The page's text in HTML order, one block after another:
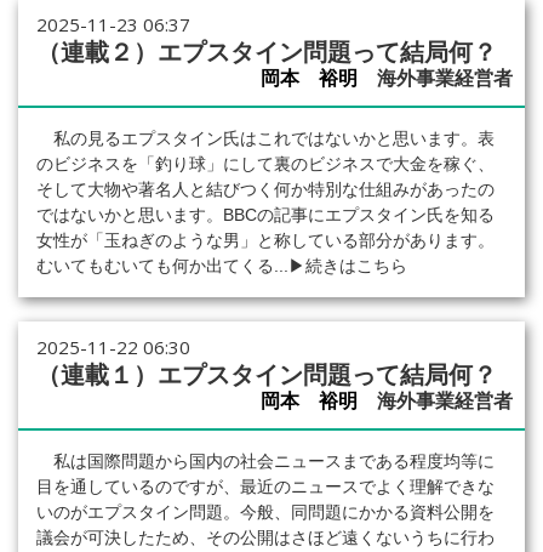
2025-11-23 06:37
（連載２）エプスタイン問題って結局何？
岡本 裕明 海外事業経営者
私の見るエプスタイン氏はこれではないかと思います。表
のビジネスを「釣り球」にして裏のビジネスで大金を稼ぐ、
そして大物や著名人と結びつく何か特別な仕組みがあったの
ではないかと思います。BBCの記事にエプスタイン氏を知る
女性が「玉ねぎのような男」と称している部分があります。
むいてもむいても何か出てくる...
▶続きはこちら
2025-11-22 06:30
（連載１）エプスタイン問題って結局何？
岡本 裕明 海外事業経営者
私は国際問題から国内の社会ニュースまである程度均等に
目を通しているのですが、最近のニュースでよく理解できな
いのがエプスタイン問題。今般、同問題にかかる資料公開を
議会が可決したため、その公開はさほど遠くないうちに行わ